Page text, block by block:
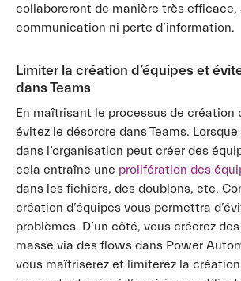
collaboreront de manière très efficace,
communication ni perte d’information.
Limiter la création d’équipes et
dans Teams
En maîtrisant le processus de création
évitez le désordre dans Teams.
dans l’organisation peut créer des
cela entraîne une prolifération des
dans les fichiers, des doublons, etc.
création d’équipes vous permettra
problèmes. D’un côté, vous créerez
masse via des flows dans Power
vous maîtriserez et limiterez la création